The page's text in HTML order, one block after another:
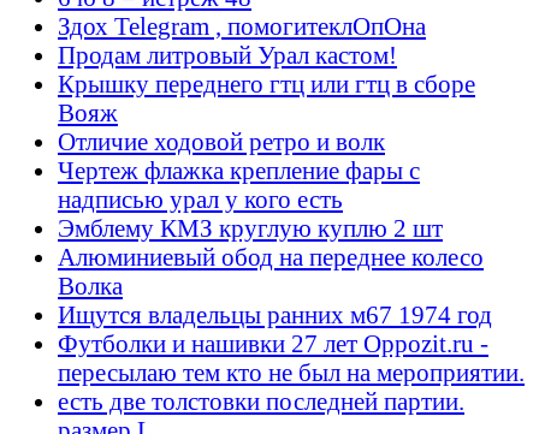
Здох Telegram , помогитеклОпОна
Продам литровый Урал кастом!
Крышку переднего гтц или гтц в сборе
Вояж
Отличие ходовой ретро и волк
Чертеж флажка крепление фары с
надписью урал у кого есть
Эмблему КМЗ круглую куплю 2 шт
Алюминиевый обод на переднее колесо
Волка
Ищутся владельцы ранних м67 1974 год
Футболки и нашивки 27 лет Oppozit.ru -
пересылаю тем кто не был на мероприятии.
есть две толстовки последней партии.